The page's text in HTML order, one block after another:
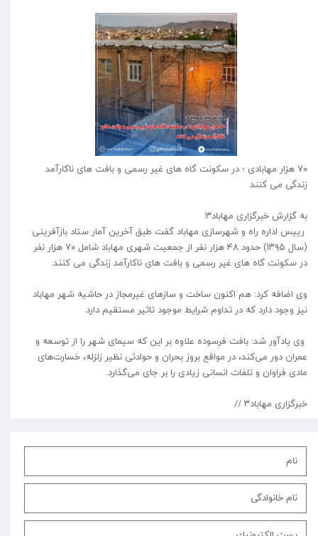
۷۰ هزار مهابادی ؛ در سکونت گاه های غیر رسمی و بافت های ناکارآمد
زندگی می کنند
به گزارش خبرگزاری مهاباد۳:
رییس اداره راه و شهرسازی مهاباد گفت طبق آخرین آمار ستاد بازآفرینی
(سال ۱۳۹۵) حدود ۴۸ هزار نفر از جمعیت شهری مهاباد شامل ۷۰ هزار نفر
در سکونت گاه های غیر رسمی و بافت های ناکارآمد زندگی می کنند.
وی اضافه کرد: هم اکنون ساخت و سازهای غیرمجاز در حاشیه شهر مهاباد
نیز وجود دارد که در تداوم شرایط موجود تاثیر مستقیم دارد
وی یادآور شد: بافت فرسوده علاوه بر این که سیمای شهر را از توسعه و
عمران دور می‌کند، در مواقع بروز بحران و حوادثی نظیر زلزله، خسارت‌های
مادی فراوان و تلفات انسانی زیادی را بر جای می‌گذارد.
خبرگزاری مهاباد۳ //